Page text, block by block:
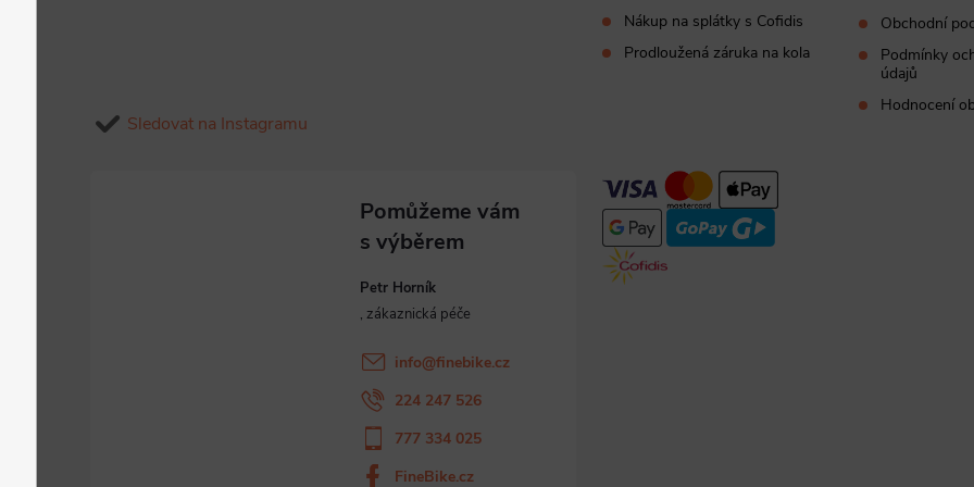
Sledovat na Instagramu
Nákup na splátky s Cofidis
Prodloužená záruka na kola
Obchodní
Podmínky
údajů
Hodnocení
Petr Horník
info@finebike.cz
224 247 526
777 334 025
FineBike.cz